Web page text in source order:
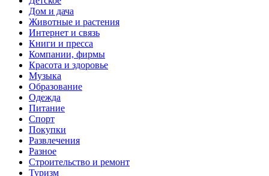
Дом и дача
Животные и растения
Интернет и связь
Книги и пресса
Компании, фирмы
Красота и здоровье
Музыка
Образование
Одежда
Питание
Спорт
Покупки
Развлечения
Разное
Строительство и ремонт
Туризм